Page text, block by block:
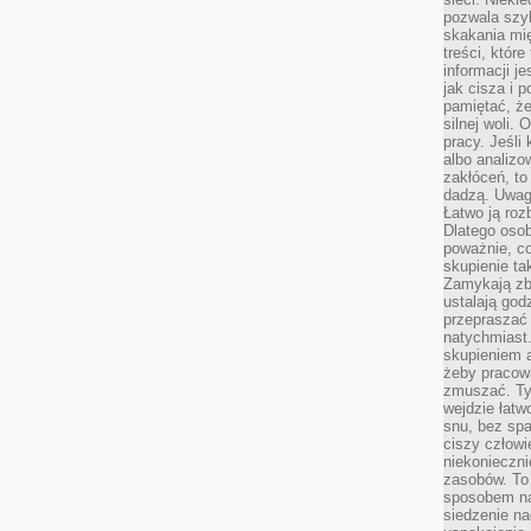
pozwala
skakania
treści, które
informacji
jak cisza i
pamiętać,
silnej woli.
pracy. Jeśli
albo
zakłóceń,
dadzą.
Łatwo ją
Dlatego
poważnie,
skupienie
Zamykają
ustalają
skupieniem
żeby
zmuszać.
wejdzie
snu, bez
ciszy
zasobów.
sposobem
siedzenie